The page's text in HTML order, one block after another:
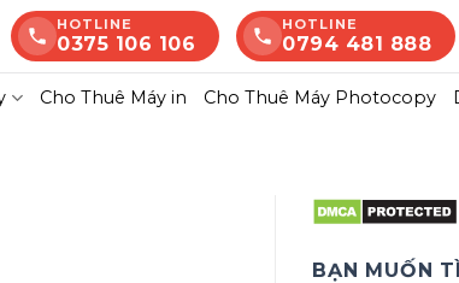
HOTLINE
0375 106 106
HOTLINE
0794 481 888
Cho Thuê Máy in Cho Thuê Máy Photocopy
BẠN MUỐN